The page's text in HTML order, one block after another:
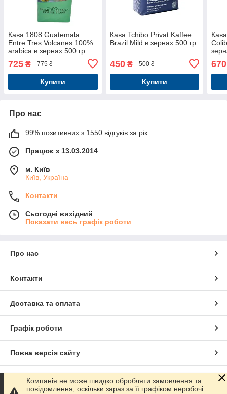
Кава 1808 Guatemala
Entre Tres Volcanes 100%
arabica в зернах 500 гр
725 ₴ 775 ₴
Купити
Кава Tchibo Privat Kaffee
Brazil Mild в зернах 500 гр
450₴ 500 ₴
Купити
670
Про нас
99% позитивних з 1550 відгуків за рік
Працює з 13.03.2014
м. Київ
Київ, Україна
Контакти
Сьогодні вихідний
Показати весь графік роботи
Про нас
Контакти
Доставка та оплата
Графік роботи
Повна версія сайту
Сайт створено на маркетплейсі Prom.ua
Компанія не може швидко обробляти замовлення та
повідомлення, оскільки зараз за її графіком неробочі